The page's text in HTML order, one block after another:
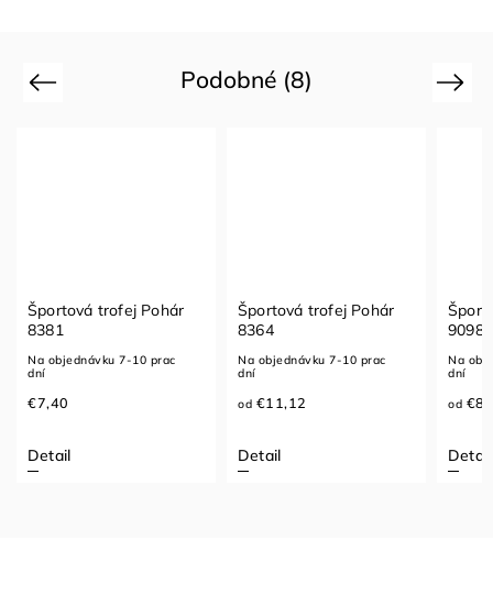
Podobné (8)
Previous
Športová trofej Pohár
8381
Na objednávku 7-10 prac
dní
€7,40
Detail
Športová trofej Pohár
8364
Na objednávku 7-10 prac
dní
od €11,12
Detail
9098
Na
dní
od
Detail
Next